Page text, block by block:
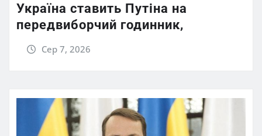
Україна ставить Путіна на
передвиборчий годинник,
Сер 7, 2026